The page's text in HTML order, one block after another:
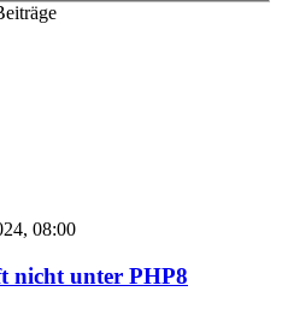
08:00
nicht unter PHP8